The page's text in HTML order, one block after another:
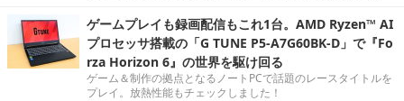
ゲームプレイも録画配信もこれ1台。AMD Ryzen™ AI
プロセッサ搭載の「G TUNE P5-A7G60BK-D」で『Fo
rza Horizon 6』の世界を駆け回る
ゲーム＆制作の拠点となるノートPCで話題のレースタイトルを
プレイ。放熱性能もチェックしました！